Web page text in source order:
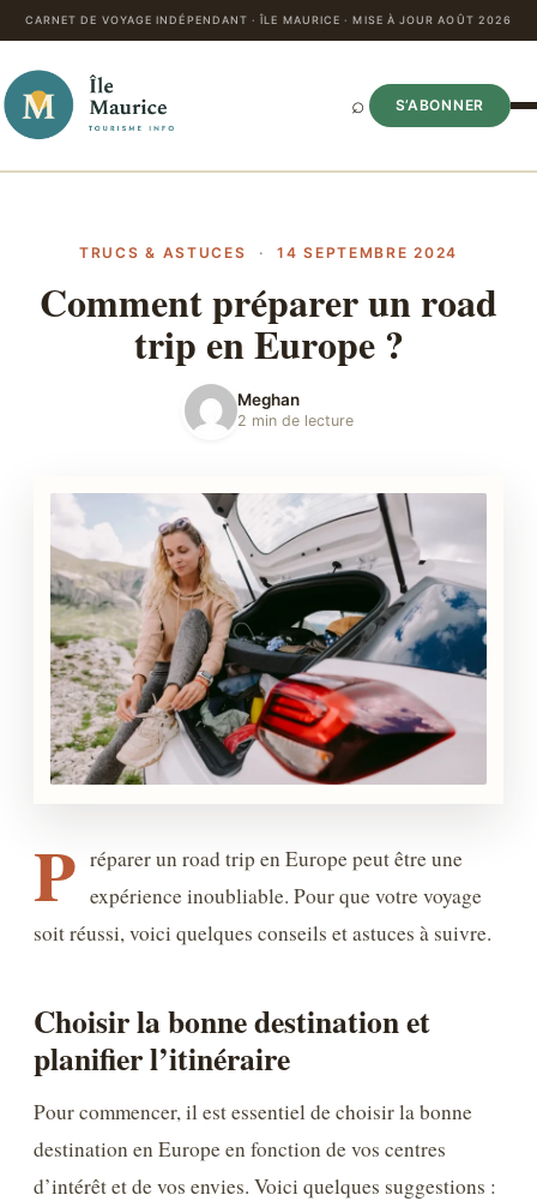
CARNET DE VOYAGE INDÉPENDANT · ÎLE MAURICE · MISE À JOUR AOÛT 2026
⌕ S’ABONNER
TRUCS & ASTUCES · 14 SEPTEMBRE 2024
Comment préparer un road
trip en Europe ?
Meghan
2 min de lecture
P réparer un road trip en Europe peut être une
expérience inoubliable. Pour que votre voyage
soit réussi, voici quelques conseils et astuces à suivre.
Choisir la bonne destination et
planifier l’itinéraire
Pour commencer, il est essentiel de choisir la bonne
destination en Europe en fonction de vos centres
d’intérêt et de vos envies. Voici quelques suggestions :